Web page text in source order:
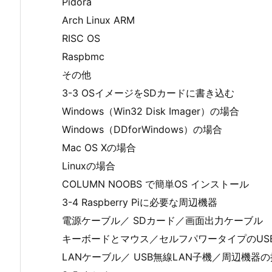
Arch Linux ARM
RISC OS
Raspbmc
その他
3-3 OSイメージをSDカードに書き込む
Windows（Win32 Disk Imager）の場合
Windows（DDforWindows）の場合
Mac OS Xの場合
Linuxの場合
COLUMN NOOBS で簡単OS インストール
3-4 Raspberry Piに必要な周辺機器
電源ケーブル／ SDカード／画面出力ケーブル
キーボードとマウス／セルフパワータイプの
LANケーブル／ USB無線LAN子機／周辺機器